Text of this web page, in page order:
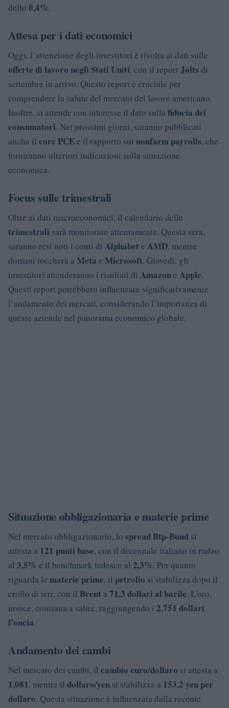
dello 0,4%.
Attesa per i dati economici
Oggi, l’attenzione degli investitori è rivolta ai dati sulle
offerte di lavoro negli Stati Uniti, con il report Jolts di
settembre in arrivo. Questo report è cruciale per
comprendere la salute del mercato del lavoro americano.
Inoltre, si attende con interesse il dato sulla fiducia dei
consumatori. Nei prossimi giorni, saranno pubblicati
anche il core PCEe il rapporto sui nonfarm payrolls, che
forniranno ulteriori indicazioni sulla situazione
economica.
Focus sulle trimestrali
Oltre ai dati macroeconomici, il calendario delle
trimestrali sarà monitorato attentamente. Questa sera,
saranno resi noti i conti di Alphabet e AMD, mentre
domani toccherà a Meta e Microsoft. Giovedì, gli
investitori attenderanno i risultati di Amazone Apple.
Questi report potrebbero influenzare significativamente
l’andamento dei mercati, considerando l’importanza di
queste aziende nel panorama economico globale.
Situazione obbligazionaria e materie prime
Nel mercato obbligazionario, lo spread Btp-Bund si
attesta a 121 punti base, con il decennale italiano in rialzo
al 3,5% e il benchmark tedesco al 2,3%. Per quanto
riguarda le materie prime, il petrolio si stabilizza dopo il
crollo di ieri, con il Brent a 71,3 dollari al barile. L’oro,
invece, continua a salire, raggiungendo i 2.751 dollari
l’oncia.
Andamento dei cambi
Nel mercato dei cambi, il cambio euro/dollaro si attesta a
1,081, mentre il dollaro/yen si stabilizza a 153,2 yen per
dollaro. Questa situazione è influenzata dalla recente